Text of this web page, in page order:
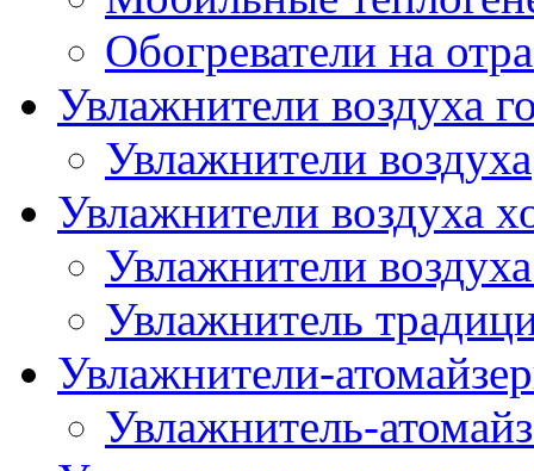
Обогреватели на
Увлажнители воздуха
Увлажнители воздуха
Увлажнители воздуха
Увлажнители
Увлажнитель
Увлажнители-
Увлажнитель-